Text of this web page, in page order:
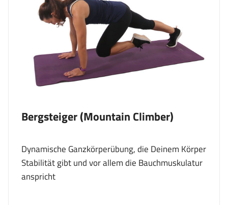
Bergsteiger (Mountain Climber)
Dynamische Ganzkörperübung, die Deinem Körper
Stabilität gibt und vor allem die Bauchmuskulatur
anspricht